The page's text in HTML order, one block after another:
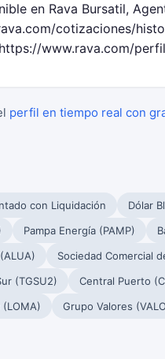
en Rava Bursatil,
cotizaciones/
www.rava.com/
perfil en tiempo real con
con Liquidación Dólar
Pampa Energía (PAMP)
Sociedad Comercial
(TGSU2) Central Puerto
(LOMA) Grupo Valores